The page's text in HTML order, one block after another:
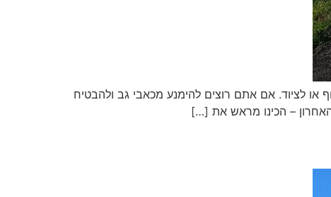
או לציוד. אם אתם רוצים להימנע מכאבי גב ולהבטיח